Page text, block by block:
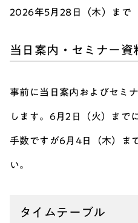
2026年5月28日（木）まで
当日案内・セミナー資
事前に当日案内およびセミ
します。6月2日（火）まで
手数ですが6月4日（木）ま
い。
タイムテーブル